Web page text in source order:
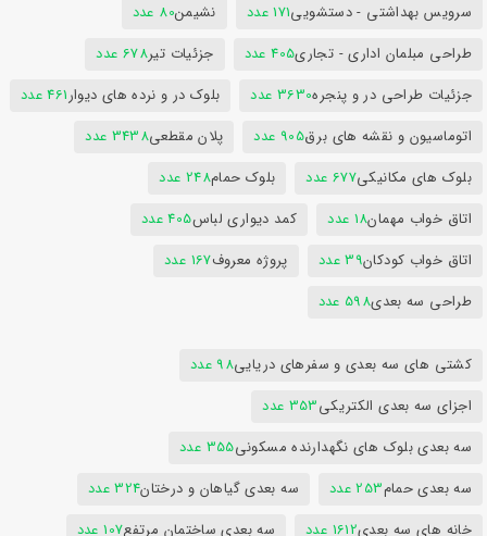
سرویس بهداشتی - دستشویی171 عدد نشیمن80 عدد
طراحی مبلمان اداری - تجاری405 عدد جزئیات تیر678 عدد
جزئیات طراحی در و پنجره3630 عدد بلوک در و نرده های دیوار461 عدد
اتوماسیون و نقشه های برق905 عدد پلان مقطعی3438 عدد
بلوک های مکانیکی677 عدد بلوک حمام248 عدد
اتاق خواب مهمان18 عدد کمد دیواری لباس405 عدد
اتاق خواب کودکان39 عدد پروژه معروف167 عدد
طراحی سه بعدی598 عدد
کشتی های سه بعدی و سفرهای دریایی98 عدد
اجزای سه بعدی الکتریکی353 عدد
سه بعدی بلوک های نگهدارنده مسکونی355 عدد
سه بعدی حمام253 عدد سه بعدی گیاهان و درختان324 عدد
خانه های سه بعدی1612 عدد سه بعدی ساختمان مرتفع107 عدد